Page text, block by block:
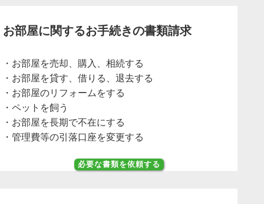
お部屋に関するお手続きの書類請求
お部屋を売却、購入、相続する
お部屋を貸す、借りる、退去する
お部屋のリフォームをする
ペットを飼う
お部屋を長期で不在にする
管理費等の引落口座を変更する
必要な書類を依頼する